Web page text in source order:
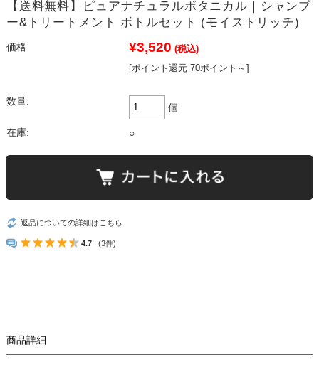
【送料無料】ピュアナチュラルボタニカル｜シャンプ
ー&トリートメント ボトルセット (モイストリッチ)
価格: ¥3,520 (税込)
[ポイント還元 70ポイント～]
数量:
個
在庫: ○
返品についての詳細はこちら
4.7 (3件)
商品詳細